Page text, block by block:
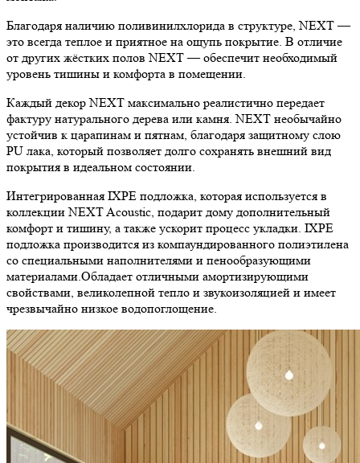
Благодаря наличию поливинилхлорида в структуре, NEXT —
это всегда теплое и приятное на ощупь покрытие. В отличие
от других жёстких полов NEXT — обеспечит необходимый
уровень тишины и комфорта в помещении.
Каждый декор NEXT максимально реалистично передает
фактуру натурального дерева или камня. NEXT необычайно
устойчив к царапинам и пятнам, благодаря защитному слою
PU лака, который позволяет долго сохранять внешний вид
покрытия в идеальном состоянии.
Интегрированная IXPE подложка, которая используется в
коллекции NEXT Acoustic, подарит дому дополнительный
комфорт и тишину, а также ускорит процесс укладки. IXPE
подложка производится из компаундированного полиэтилена
со специальными наполнителями и пенообразующими
материалами.Обладает отличными амортизирующими
свойствами, великолепной тепло и звукоизоляцией и имеет
чрезвычайно низкое водопоглощение.